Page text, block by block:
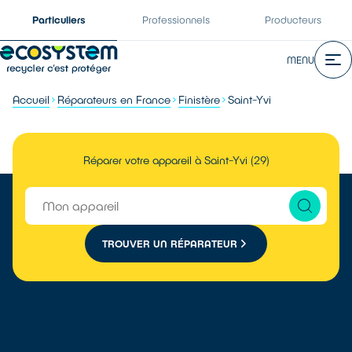
Particuliers Professionnels Producteurs
MENU
Accueil Réparateurs en France Finistère Saint-Yvi
Réparer votre appareil à Saint-Yvi (29)
TROUVER UN RÉPARATEUR